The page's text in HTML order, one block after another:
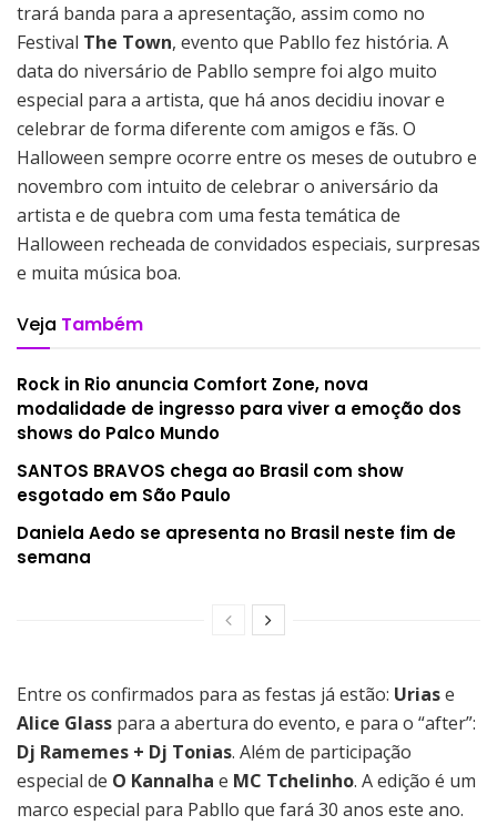
trará banda para a apresentação, assim como no
Festival The Town, evento que Pabllo fez história. A
data do niversário de Pabllo sempre foi algo muito
especial para a artista, que há anos decidiu inovar e
celebrar de forma diferente com amigos e fãs. O
Halloween sempre ocorre entre os meses de outubro e
novembro com intuito de celebrar o aniversário da
artista e de quebra com uma festa temática de
Halloween recheada de convidados especiais, surpresas
e muita música boa.
Veja Também
Rock in Rio anuncia Comfort Zone, nova
modalidade de ingresso para viver a emoção dos
shows do Palco Mundo
SANTOS BRAVOS chega ao Brasil com show
esgotado em São Paulo
Daniela Aedo se apresenta no Brasil neste fim de
semana
Entre os confirmados para as festas já estão: Uriase
Alice Glass para a abertura do evento, e para o “after”:
Dj Ramemes + Dj Tonias. Além de participação
especial de O Kannalha e MC Tchelinho. A edição é um
marco especial para Pabllo que fará 30 anos este ano.